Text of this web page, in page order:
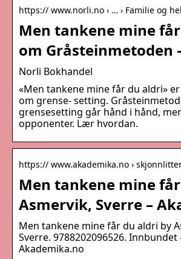
https:// www.norli.no › … › Familie og
Men tankene mine
om Gråsteinmetoden
Norli Bokhandel
«Men tankene mine får du aldri»
om grense- setting.
grensesetting går hånd i hånd,
opponenter. Lær hvordan.
https:// www.akademika.no ›
Men tankene mine
Asmervik, Sverre –
Men tankene mine får du aldri by
Sverre. 9788202096526. Innbundet
Akademika.no